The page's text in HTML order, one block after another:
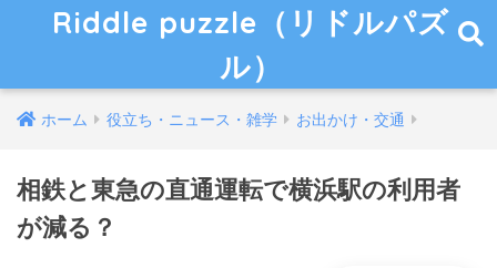
Riddle puzzle（リドルパズ
ル）
ホーム 役立ち・ニュース・雑学 お出かけ・交通
相鉄と東急の直通運転で横浜駅の利用者
が減る？